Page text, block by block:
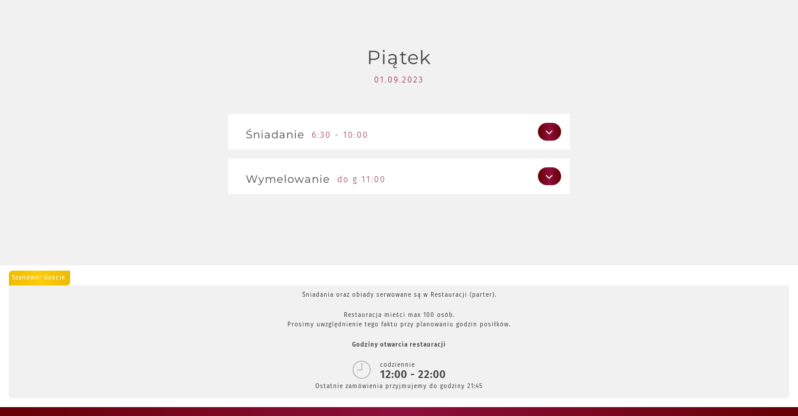
Woda mineralna, soki owocowePiątek
01.09.2023
Śniadanie 6:30 - 10:00
Śniadanie w formie bufetu
Wymelowanie do g 11:00
Szanowni Goście
Śniadania oraz obiady serwowane są w Restauracji (parter).
Restauracja mieści max 100 osób.
Prosimy uwzględnienie tego faktu przy planowaniu godzin posiłków.
Godziny otwarcia restauracji
codziennie
12:00 - 22:00
Ostatnie zamówienia przyjmujemy do godziny 21:45